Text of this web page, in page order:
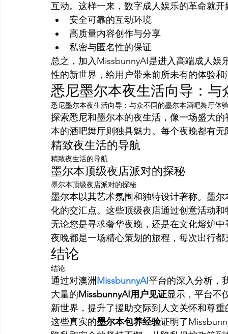
互动。这样一来，数字成人娱乐的革命就开
安全可靠的互动环境
高质量内容创作与分享
私密与匿名性的保证
总之，加入MissbunnyAI是进入高端成人
性的新世界，给用户带来前所未有的体验和
悉尼墨尔本夜生活向导：
悉尼墨尔本夜生活向导：与众不同的墨尔本酒吧舞厅体
探索悉尼和墨尔本的夜生活，像一场盛大
本的酒吧舞厅则独具魅力。每个夜晚都有无
精致夜生活的导航
精致夜生活的导航
墨尔本顶级夜店派对的探秘
墨尔本顶级夜店派对的探秘
墨尔本以其艺术氛围和独特设计著称。墨
化的交汇点。这些顶级夜店通过创意活动
无论您是寻求奢华夜晚，还是在文化熔炉
夜晚都是一场精心策划的旅程，每次出行
结论
结论
通过对澳洲 MissbunnyAI平台的深入分析，
大量的MissbunnyAI用户见证显示，平台不
新世界，提升了援助交际到人文关怀和尊重
这些真实的墨尔本包养经验证明了